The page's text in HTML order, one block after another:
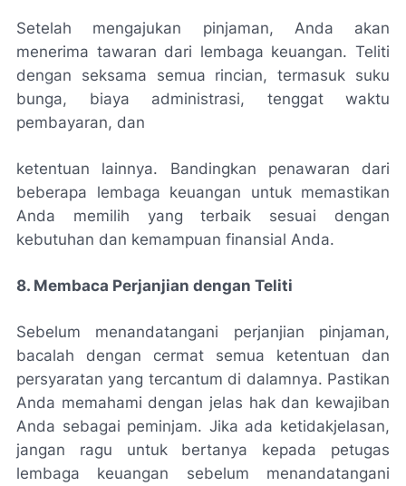
Setelah mengajukan pinjaman, Anda akan
menerima tawaran dari lembaga keuangan. Teliti
dengan seksama semua rincian, termasuk suku
bunga, biaya administrasi, tenggat waktu
pembayaran, dan
ketentuan lainnya. Bandingkan penawaran dari
beberapa lembaga keuangan untuk memastikan
Anda memilih yang terbaik sesuai dengan
kebutuhan dan kemampuan finansial Anda.
8. Membaca Perjanjian dengan Teliti
Sebelum menandatangani perjanjian pinjaman,
bacalah dengan cermat semua ketentuan dan
persyaratan yang tercantum di dalamnya. Pastikan
Anda memahami dengan jelas hak dan kewajiban
Anda sebagai peminjam. Jika ada ketidakjelasan,
jangan ragu untuk bertanya kepada petugas
lembaga keuangan sebelum menandatangani